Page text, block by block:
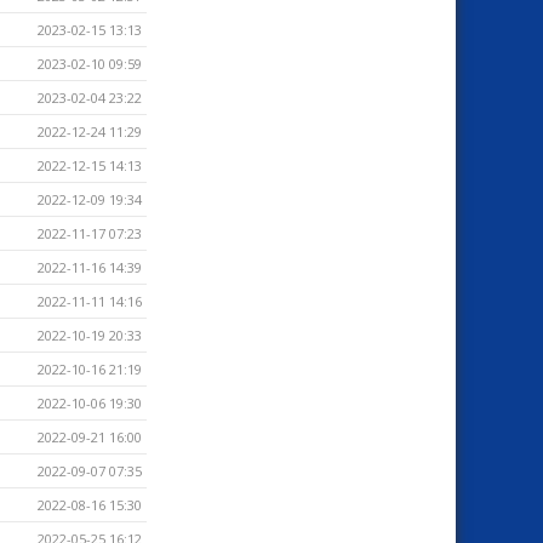
2023-02-15 13:13
2023-02-10 09:59
2023-02-04 23:22
2022-12-24 11:29
2022-12-15 14:13
2022-12-09 19:34
2022-11-17 07:23
2022-11-16 14:39
2022-11-11 14:16
2022-10-19 20:33
2022-10-16 21:19
2022-10-06 19:30
2022-09-21 16:00
2022-09-07 07:35
2022-08-16 15:30
2022-05-25 16:12